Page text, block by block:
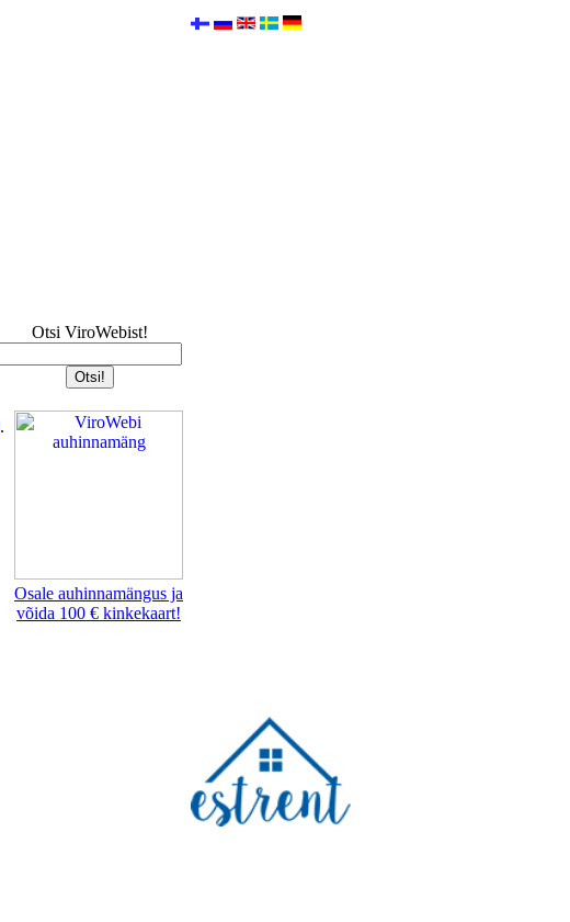
Otsi ViroWebist!
.
Osale auhinnamängus ja
võida 100 € kinkekaart!